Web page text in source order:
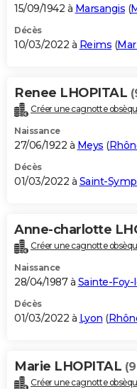
15/09/1942 à Marsangis (
Décès
10/03/2022 à Reims (
Renee LHOPITAL
Créer une cagnotte
Naissance
27/06/1922 à Meys (
Décès
01/03/2022 à Saint-
Anne-charlotte
Créer une cagnotte
Naissance
28/04/1987 à Sainte-Foy-
Décès
01/03/2022 à Lyon (
Marie LHOPITAL
Créer une cagnotte